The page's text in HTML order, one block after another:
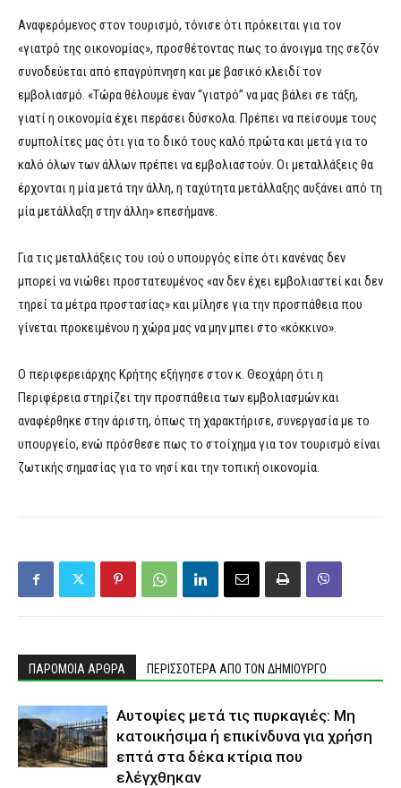
Αναφερόμενος στον τουρισμό, τόνισε ότι πρόκειται για τον
«γιατρό της οικονομίας», προσθέτοντας πως το άνοιγμα της σεζόν
συνοδεύεται από επαγρύπνηση και με βασικό κλειδί τον
εμβολιασμό. «Τώρα θέλουμε έναν “γιατρό” να μας βάλει σε τάξη,
γιατί η οικονομία έχει περάσει δύσκολα. Πρέπει να πείσουμε τους
συμπολίτες μας ότι για το δικό τους καλό πρώτα και μετά για το
καλό όλων των άλλων πρέπει να εμβολιαστούν. Οι μεταλλάξεις θα
έρχονται η μία μετά την άλλη, η ταχύτητα μετάλλαξης αυξάνει από τη
μία μετάλλαξη στην άλλη» επεσήμανε.
Για τις μεταλλάξεις του ιού ο υπουργός είπε ότι κανένας δεν
μπορεί να νιώθει προστατευμένος «αν δεν έχει εμβολιαστεί και δεν
τηρεί τα μέτρα προστασίας» και μίλησε για την προσπάθεια που
γίνεται προκειμένου η χώρα μας να μην μπει στο «κόκκινο».
Ο περιφερειάρχης Κρήτης εξήγησε στον κ. Θεοχάρη ότι η
Περιφέρεια στηρίζει την προσπάθεια των εμβολιασμών και
αναφέρθηκε στην άριστη, όπως τη χαρακτήρισε, συνεργασία με το
υπουργείο, ενώ πρόσθεσε πως το στοίχημα για τον τουρισμό είναι
ζωτικής σημασίας για το νησί και την τοπική οικονομία.
ΠΑΡΟΜΟΙΑ ΑΡΘΡΑ ΠΕΡΙΣΣΟΤΕΡΑ ΑΠΟ ΤΟΝ ΔΗΜΙΟΥΡΓΟ
Αυτοψίες μετά τις πυρκαγιές: Μη
κατοικήσιμα ή επικίνδυνα για χρήση
επτά στα δέκα κτίρια που
ελέγχθηκαν